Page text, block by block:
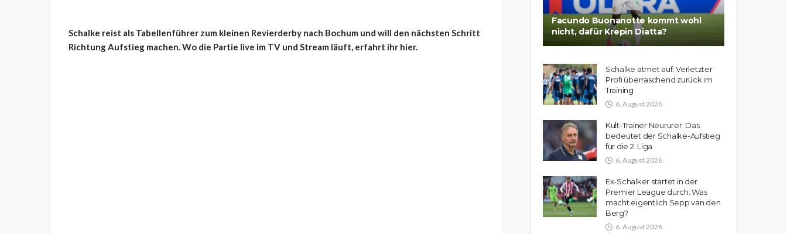
Schalke reist als Tabellenführer zum kleinen Revierderby nach Bochum und will den nächsten Schritt
Richtung Aufstieg machen. Wo die Partie live im TV und Stream läuft, erfahrt ihr hier.
Facundo Buonanotte kommt wohl
nicht, dafür Krepin Diatta?
Schalke atmet auf: Verletzter
Profi überraschend zurück im
Training
6. August 2026
Kult-Trainer Neururer: Das
bedeutet der Schalke-Aufstieg
für die 2. Liga
6. August 2026
Ex-Schalker startet in der
Premier League durch: Was
macht eigentlich Sepp van den
Berg?
6. August 2026